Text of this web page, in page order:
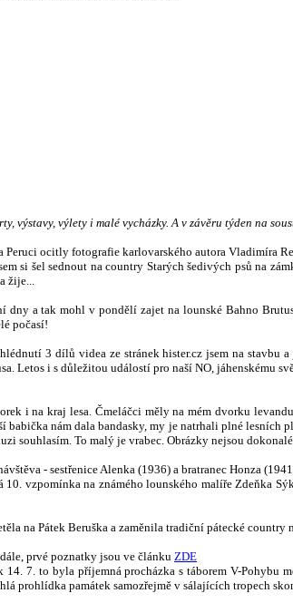
výstavy, výlety i malé vycházky. A v závěru týden na
ocitly fotografie karlovarského autora Vladimíra
si šel sednout na country Starých šedivých psů na
žije...
dny a tak mohl v pondělí zajet na lounské Bahno
počasí!
3 dílů videa ze stránek hister.cz jsem na
Letos i s důležitou událostí pro naší NO, jáhenskému
i na kraj lesa. Čmeláčci měly na mém dvorku
nám dala bandasky, my je natrhali plné lesních
souhlasím. To malý je vrabec. Obrázky nejsou
- sestřenice Alenka (1936) a bratranec Honza
vzpomínka na známého lounského malíře Zdeňka
na Pátek Beruška a zaměnila tradiční pátecké
prvé poznatky jsou ve článku ZDE
7. to byla příjemná procházka s táborem V-
prohlídka památek samozřejmě v sálajících tropech